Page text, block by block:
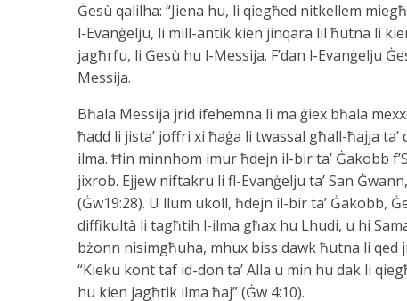
Ġesù qalilha: “Jiena hu, li qiegħed nitkellem
l-Evanġelju, li mill-antik kien jinqara lil ħutna li
jagħrfu, li Ġesù hu l-Messija. F’dan l-Evanġelju
Messija.
Bħala Messija jrid ifehemna li ma ġiex bħala
ħadd li jista’ joffri xi ħaġa li twassal għall-ħajja
ilma. Ħin minnhom imur ħdejn il-bir ta’ Ġakobb
jixrob. Ejjew niftakru li fl-Evanġelju ta’ San
(Ġw19:28). U llum ukoll, ħdejn il-bir ta’ Ġakobb,
diffikultà li tagħtih l-ilma għax hu Lhudi, u hi
bżonn nisimgħuha, mhux biss dawk ħutna li
“Kieku kont taf id-don ta’ Alla u min hu dak li
hu kien jagħtik ilma ħaj” (Ġw 4:10).